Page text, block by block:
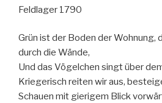
Feldlager 1790
Grün ist der Boden der Wohnung,
durch die Wände,
Und das Vögelchen singt über
Kriegerisch reiten wir aus,
Schauen mit gierigem Blick